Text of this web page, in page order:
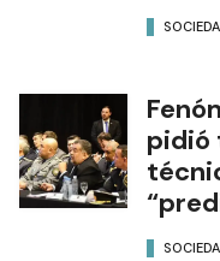
pidió